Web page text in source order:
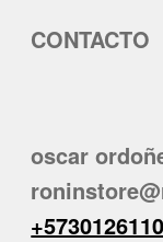
CONTACTO
oscar